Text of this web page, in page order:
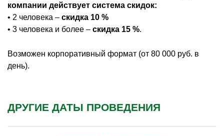
компании действует система скидок:
• 2 человека – скидка 10 %
• 3 человека и более – скидка 15 %.
Возможен корпоративный формат (от 80 000 руб. в
день).
ДРУГИЕ ДАТЫ ПРОВЕДЕНИЯ